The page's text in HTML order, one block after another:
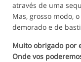
através de uma
Mas, grosso modo,
demorado e de
Muito obrigado por
Onde vos